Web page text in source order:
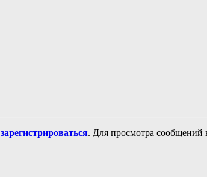
зарегистрироваться. Для просмотра сообщений